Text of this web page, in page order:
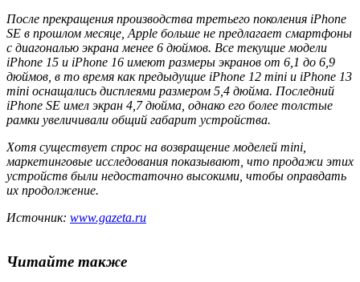
После прекращения производства третьего поколения iPhone
SE в прошлом месяце, Apple больше не предлагает смартфоны
с диагональю экрана менее 6 дюймов. Все текущие модели
iPhone 15 и iPhone 16 имеют размеры экранов от 6,1 до 6,9
дюймов, в то время как предыдущие iPhone 12 mini и iPhone 13
mini оснащались дисплеями размером 5,4 дюйма. Последний
iPhone SE имел экран 4,7 дюйма, однако его более толстые
рамки увеличивали общий габарит устройства.
Хотя существует спрос на возвращение моделей mini,
маркетинговые исследования показывают, что продажи этих
устройств были недостаточно высокими, чтобы оправдать
их продолжение.
Источник: www.gazeta.ru
Читайте также